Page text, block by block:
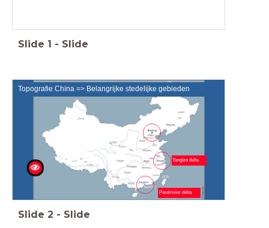
Slide 1 - Slide
Topografie China => Belangrijke stedelijke gebieden
Parelrivier delta
Yangtze delta
Slide 2 - Slide